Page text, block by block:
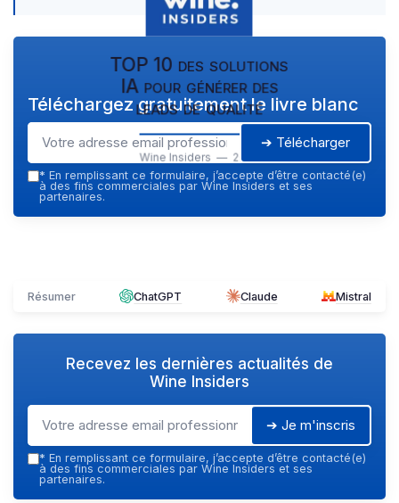
TOP 10 des solutions
IA pour générer des
leads de qualité
Wine Insiders — 2026
Téléchargez gratuitement le livre blanc
➔ Télécharger
* En remplissant ce formulaire, j’accepte d’être contacté(e)
à des fins commerciales par Wine Insiders et ses
partenaires.
Résumer ChatGPT Claude Mistral
Recevez les dernières actualités de
Wine Insiders
➔ Je m'inscris
* En remplissant ce formulaire, j’accepte d’être contacté(e)
à des fins commerciales par Wine Insiders et ses
partenaires.